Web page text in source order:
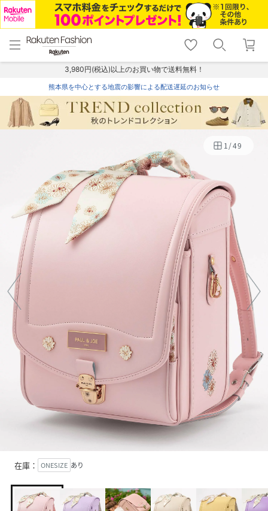
menu home
トップ
shopping_cart lock_outline
ログイン
3,980円(税込)以上のお買い物で送料無料！
熊本県を中心とする地震の影響による配送遅延のお知らせ
1/49
在庫： ONESIZE あり